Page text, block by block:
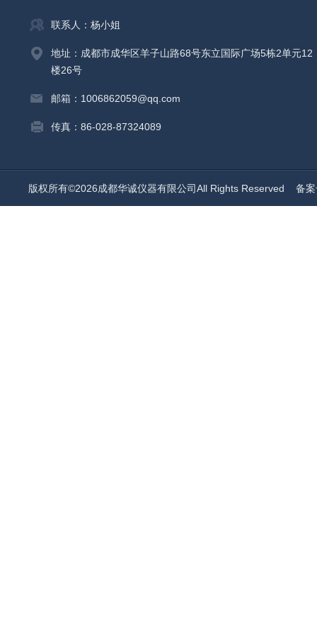
联系人：杨小姐
地址：成都市成华区羊子山路68号东立国际广场5栋2单元12
楼26号
邮箱：1006862059@qq.com
传真：86-028-87324089
版权所有©2026成都华诚仪器有限公司All Rights Reserved 备